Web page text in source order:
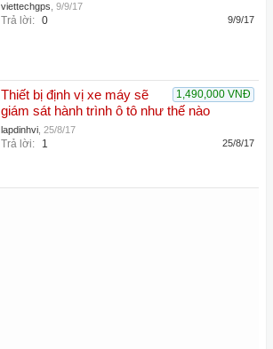
viettechgps 9/9/17
Trả lời: 0 9/9/17
1,490,000 VNĐ
Thiết bị định vị xe máy sẽ
giám sát hành trình ô tô như thế nào
lapdinhvi 25/8/17
Trả lời: 1 25/8/17